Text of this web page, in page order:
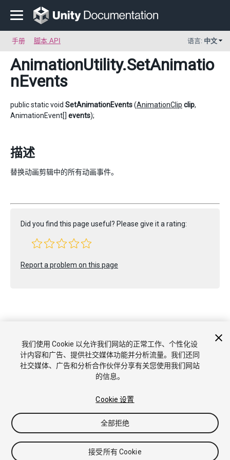
手册 脚本 API 语言: 中文
AnimationUtility.SetAnimatio
nEvents
public static void SetAnimationEvents(AnimationClip clip,
AnimationEvent[] events);
描述
替换动画剪辑中的所有动画事件。
Did you find this page useful? Please give it a rating:
Report a problem on this page
Copyright © 2022 Unity Technologies. Publication 2021.3
教程
社区答案 知识库 论坛 Asset Store
商标和使用条款
法律条款
隐私政策 Cookie
不要出售或分享我的个人信息
我们使用 Cookie 以允许我们网站的正常工作、个性化设
计内容和广告、提供社交媒体功能并分析流量。我们还同
社交媒体、广告和分析合作伙伴分享有关您使用我们网站
的信息。
Cookie 设置
全部拒绝
接受所有 Cookie